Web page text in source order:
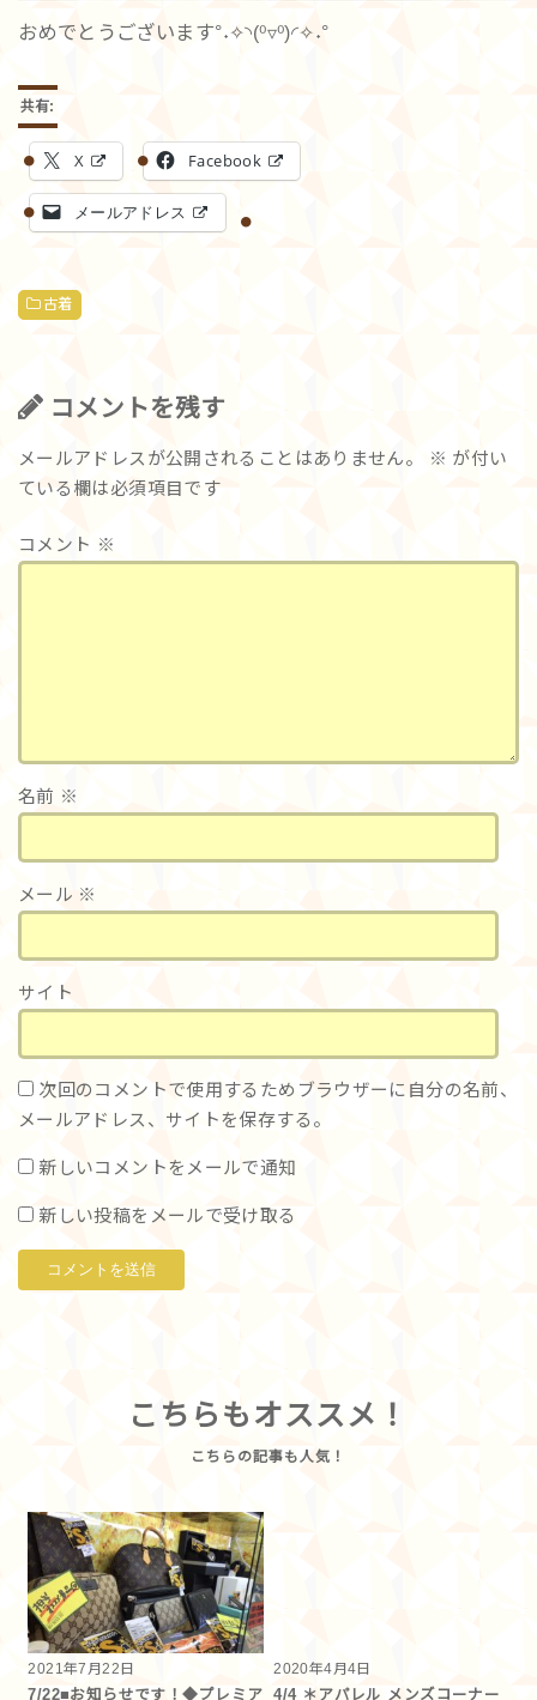
おめでとうございます°˖✧◝(⁰▿⁰)◜✧˖°
共有:
X Facebook
メールアドレス
古着
コメントを残す
メールアドレスが公開されることはありません。 ※ が付い
ている欄は必須項目です
コメント ※
名前 ※
メール ※
サイト
次回のコメントで使用するためブラウザーに自分の名前、
メールアドレス、サイトを保存する。
新しいコメントをメールで通知
新しい投稿をメールで受け取る
こちらもオススメ！
2021年7月22日
7/22■お知らせです！◆プレミア
2020年4月4日
4/4 ＊アパレル メンズコーナー